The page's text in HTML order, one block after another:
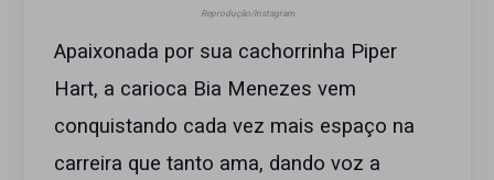
Reprodução/Instagram
Apaixonada por sua cachorrinha Piper
Hart, a carioca Bia Menezes vem
conquistando cada vez mais espaço na
carreira que tanto ama, dando voz a